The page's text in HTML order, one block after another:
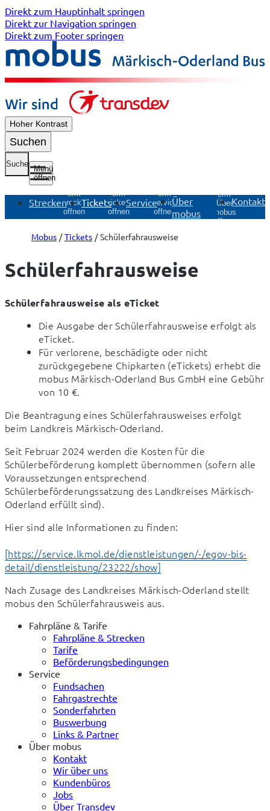
Direkt zum Hauptinhalt springen
Direkt zur Navigation springen
Direkt zum Footer springen
Hoher Kontrast
Suchen
Suche
Menü
öffnen
Strecken
Untermenü
Strecken
öffnen
Tickets
Untermenü
Tickets
öffnen
Service
Untermenü
Service
öffnen
Über
mobus
Untermenü
Über
mobus
öffnen
Kontakt
Mobus Tickets Schülerfahrausweise
Schülerfahr­ausweise
Schülerfahrausweise als eTicket
Die Ausgabe der Schülerfahrausweise erfolgt als
eTicket.
Für verlorene, beschädigte oder nicht
zurückgegebene Chipkarten (eTickets) erhebt die
mobus Märkisch-Oderland Bus GmbH eine Gebühr
von 10 €.
Die Beantragung eines Schülerfahrausweises erfolgt
beim Landkreis Märkisch-Oderland.
Seit Februar 2024 werden die Kosten für die
Schülerbeförderung komplett übernommen (sofern alle
Voraussetzungen entsprechend
Schülerbeförderungssatzung des Landkreises Märkisch-
Oderland erfüllt sind).
[https://service.lkmol.de/dienstleistungen/-/egov-bis-
detail/dienstleistung/23222/show]
Nach Zusage des Landkreises Märkisch-Oderland stellt
mobus den Schülerfahrausweis aus.
Fahrpläne & Tarife
Fahrpläne & Strecken
Tarife
Beförderungsbedingungen
Service
Fundsachen
Fahrgastrechte
Sonderfahrten
Buswerbung
Links & Partner
Über mobus
Kontakt
Wir über uns
Kundenbüros
Jobs
Über Transdev